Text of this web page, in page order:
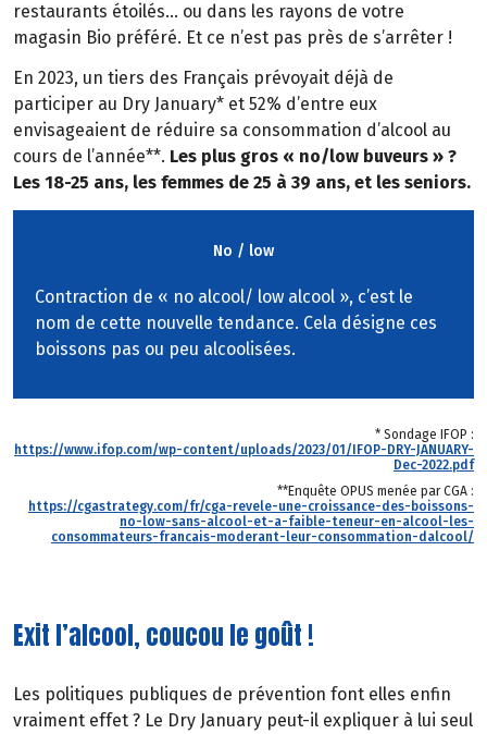
restaurants étoilés… ou dans les rayons de votre
magasin Bio préféré. Et ce n’est pas près de s’arrêter !
En 2023, un tiers des Français prévoyait déjà de
participer au Dry January* et 52% d’entre eux
envisageaient de réduire sa consommation d’alcool au
cours de l’année**. Les plus gros « no/low buveurs » ?
Les 18-25 ans, les femmes de 25 à 39 ans, et les seniors.
No / low
Contraction de « no alcool/ low alcool », c’est le
nom de cette nouvelle tendance. Cela désigne ces
boissons pas ou peu alcoolisées.
* Sondage IFOP :
https://www.ifop.com/wp-content/uploads/2023/01/IFOP-DRY-JANUARY-
Dec-2022.pdf
**Enquête OPUS menée par CGA :
https://cgastrategy.com/fr/cga-revele-une-croissance-des-boissons-
no-low-sans-alcool-et-a-faible-teneur-en-alcool-les-
consommateurs-francais-moderant-leur-consommation-dalcool/
Exit l’alcool, coucou le goût !
Les politiques publiques de prévention font elles enfin
vraiment effet ? Le Dry January peut-il expliquer à lui seul